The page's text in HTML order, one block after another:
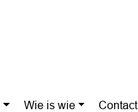
Wie is wie Contact